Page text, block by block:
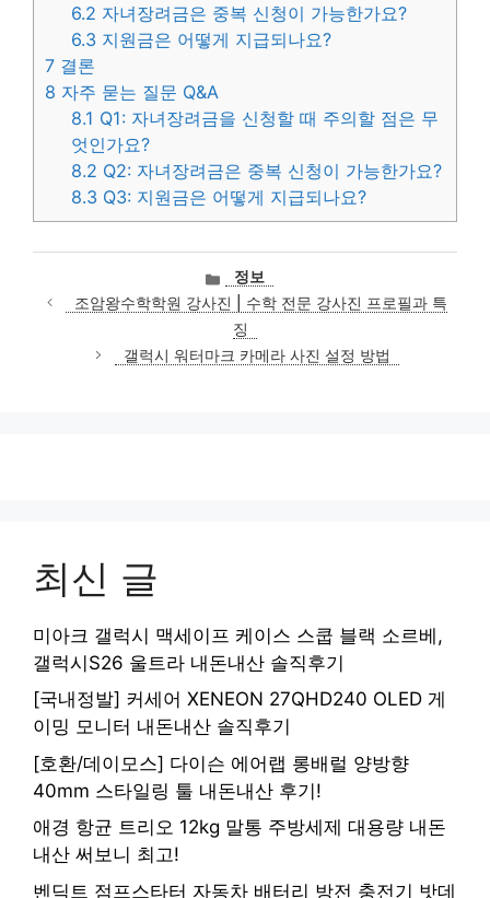
6.2 자녀장려금은 중복 신청이 가능한가요?
6.3 지원금은 어떻게 지급되나요?
7 결론
8 자주 묻는 질문 Q&A
8.1 Q1: 자녀장려금을 신청할 때 주의할 점은 무
엇인가요?
8.2 Q2: 자녀장려금은 중복 신청이 가능한가요?
8.3 Q3: 지원금은 어떻게 지급되나요?
카
테
고
리
정보
조암왕수학학원 강사진 | 수학 전문 강사진 프로필과 특
징
갤럭시 워터마크 카메라 사진 설정 방법
최신 글
미아크 갤럭시 맥세이프 케이스 스쿱 블랙 소르베,
갤럭시S26 울트라 내돈내산 솔직후기
[국내정발] 커세어 XENEON 27QHD240 OLED 게
이밍 모니터 내돈내산 솔직후기
[호환/데이모스] 다이슨 에어랩 롱배럴 양방향
40mm 스타일링 툴 내돈내산 후기!
애경 항균 트리오 12kg 말통 주방세제 대용량 내돈
내산 써보니 최고!
벤딕트 점프스타터 자동차 배터리 방전 충전기 밧데